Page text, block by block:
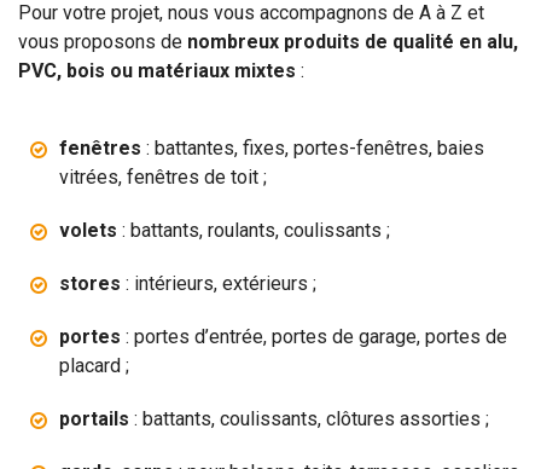
Pour votre projet, nous vous accompagnons de A à Z et
vous proposons de nombreux produits de qualité en alu,
PVC, bois ou matériaux mixtes :
fenêtres : battantes, fixes, portes-fenêtres, baies
vitrées, fenêtres de toit ;
volets : battants, roulants, coulissants ;
stores : intérieurs, extérieurs ;
portes : portes d’entrée, portes de garage, portes de
placard ;
portails : battants, coulissants, clôtures assorties ;